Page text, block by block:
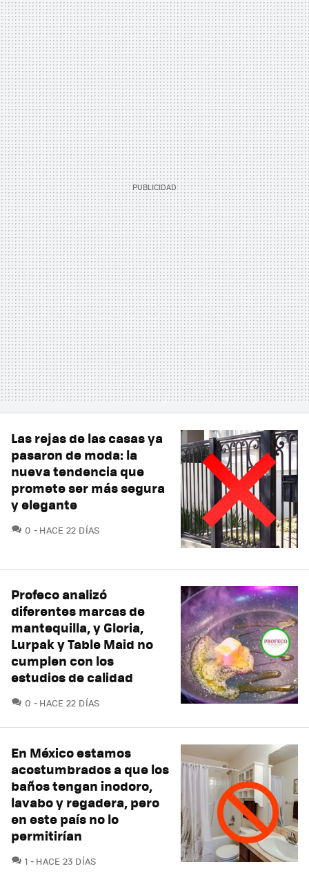
Las rejas de las casas ya
pasaron de moda: la
nueva tendencia que
promete ser más segura
y elegante
0 COMENTARIOS
HACE 22 DÍAS
Profeco analizó
diferentes marcas de
mantequilla, y Gloria,
Lurpak y Table Maid no
cumplen con los
estudios de calidad
0 COMENTARIOS
HACE 22 DÍAS
En México estamos
acostumbrados a que los
baños tengan inodoro,
lavabo y regadera, pero
en este país no lo
permitirían
1 COMENTARIOS
HACE 23 DÍAS